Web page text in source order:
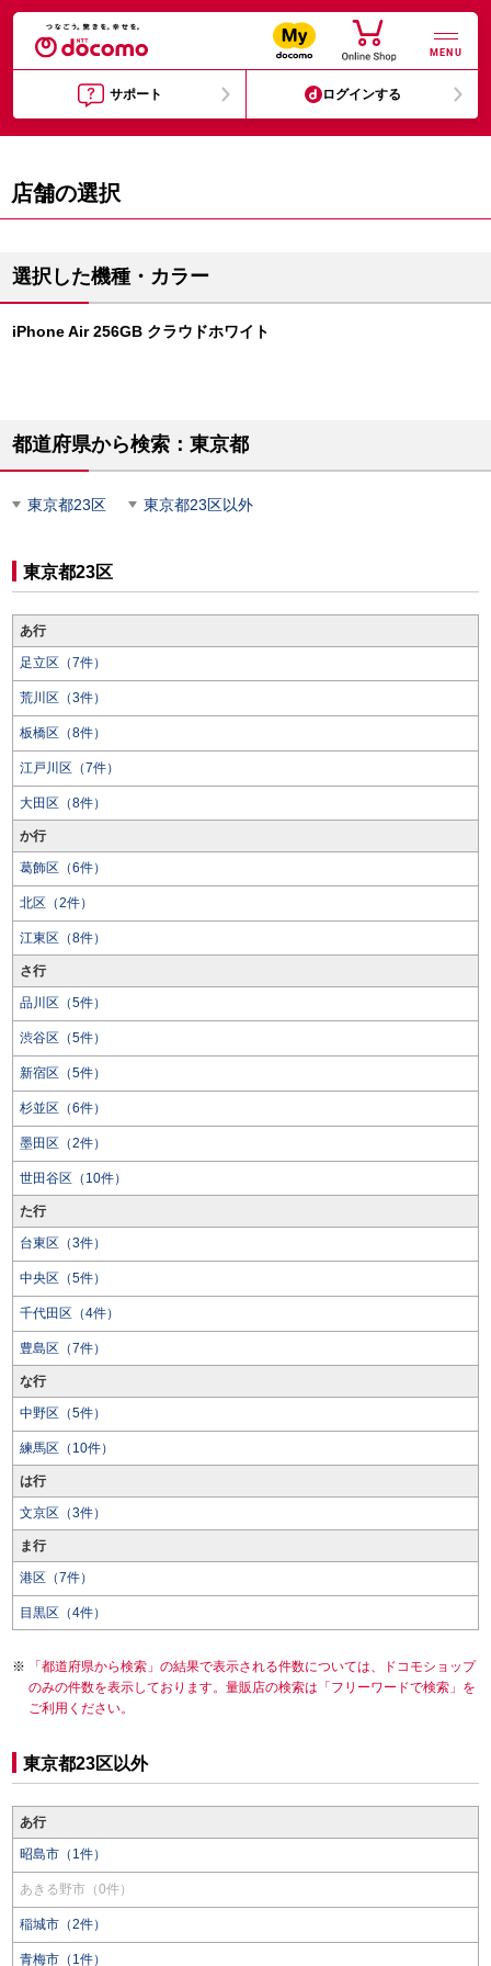
MENU
サポート ログインする
店舗の選択
選択した機種・カラー
iPhone Air 256GB クラウドホワイト
都道府県から検索：東京都
東京都23区 東京都23区以外
東京都23区
あ行
足立区（7件）
荒川区（3件）
板橋区（8件）
江戸川区（7件）
大田区（8件）
か行
葛飾区（6件）
北区（2件）
江東区（8件）
さ行
品川区（5件）
渋谷区（5件）
新宿区（5件）
杉並区（6件）
墨田区（2件）
世田谷区（10件）
た行
台東区（3件）
中央区（5件）
千代田区（4件）
豊島区（7件）
な行
中野区（5件）
練馬区（10件）
は行
文京区（3件）
ま行
港区（7件）
目黒区（4件）
「都道府県から検索」の結果で表示される件数については、ドコモショップ
のみの件数を表示しております。量販店の検索は「フリーワードで検索」を
ご利用ください。
東京都23区以外
あ行
昭島市（1件）
あきる野市（0件）
稲城市（2件）
青梅市（1件）